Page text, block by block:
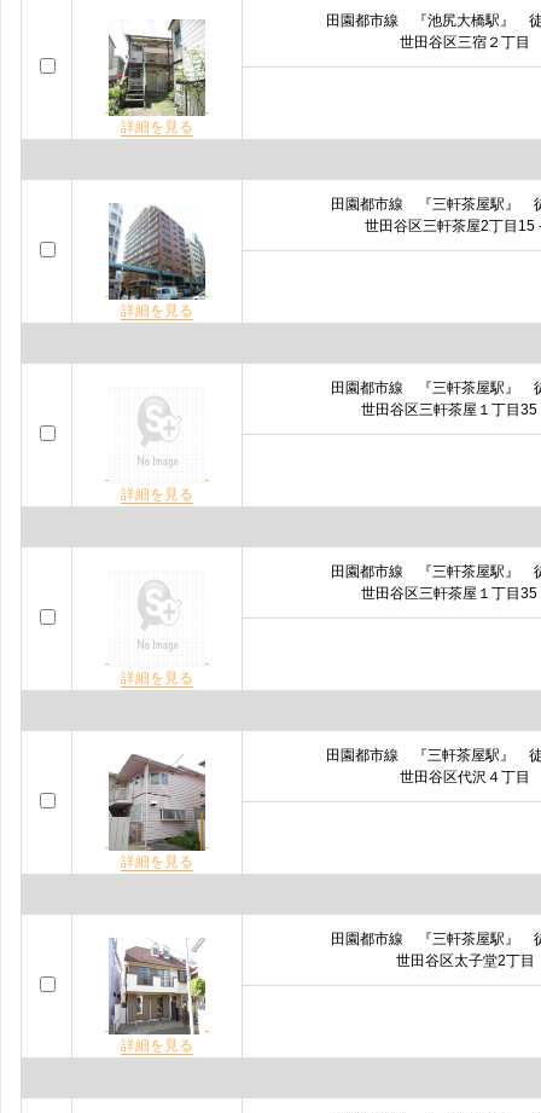
詳細を見る
田園都市線 『池尻大橋駅』
世田谷区三宿２丁目
詳細を見る
田園都市線 『三軒茶屋駅』
世田谷区三軒茶屋2丁目15
詳細を見る
田園都市線 『三軒茶屋駅』
世田谷区三軒茶屋１丁目35
詳細を見る
田園都市線 『三軒茶屋駅』
世田谷区三軒茶屋１丁目35
詳細を見る
田園都市線 『三軒茶屋駅』
世田谷区代沢４丁目
詳細を見る
田園都市線 『三軒茶屋駅』
世田谷区太子堂2丁目